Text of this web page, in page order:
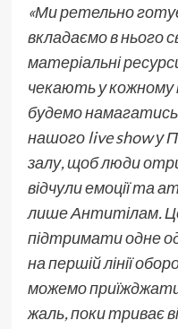
«Ми ретельно
вкладаємо в нього
матеріальні
чекають у кожному
будемо
нашого live show у
залу, щоб люди
відчули емоції та
лише Антитілам. Це
підтримати одне
на першій лінії
можемо
жаль, поки триває